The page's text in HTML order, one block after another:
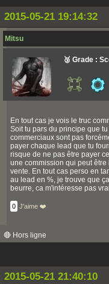
2015-05-21 19:14:32
Mitsu
🥉 Grade :
En tout cas je vois le truc
Soit tu pars du principe que
commerciaux sont pas
payer chaque lead que tu
risque de ne pas être payer
une commission qui peut
vente. En tout cas perso en
au lead en %, je trouve que
beurre, ca m'intéresse pas
0 J'aime ❤️
🔴 Hors ligne
2015-05-21 21:40:10